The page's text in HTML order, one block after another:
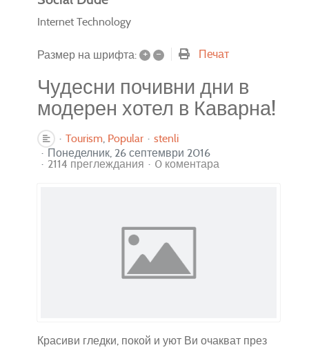
Internet Technology
Размер на шрифта: + – Печат
Чудесни почивни дни в
модерен хотел в Каварна!
Tourism Popular
stenli
Понеделник, 26 септември 2016
2114 преглеждания
0 коментара
Красиви гледки, покой и уют Ви очакват през